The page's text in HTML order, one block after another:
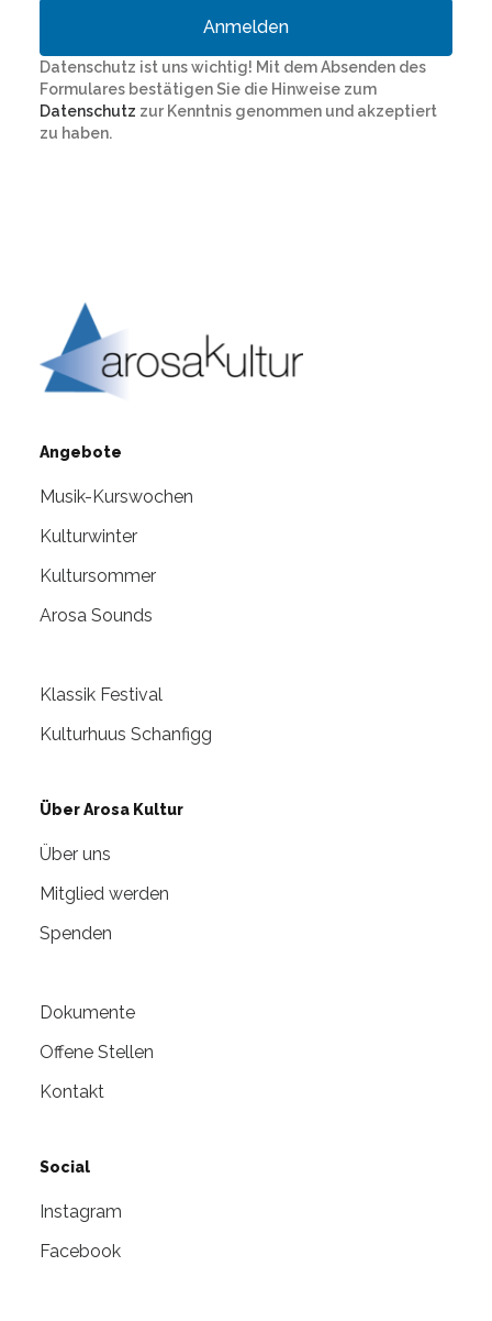
Datenschutz ist uns wichtig! Mit dem Absenden des
Formulares bestätigen Sie die Hinweise zum
Datenschutz zur Kenntnis genommen und akzeptiert
zu haben.
Angebote
Musik-Kurswochen
Kulturwinter
Kultursommer
Arosa Sounds
Klassik Festival
Kulturhuus Schanfigg
Über Arosa Kultur
Über uns
Mitglied werden
Spenden
Dokumente
Offene Stellen
Kontakt
Social
Instagram
Facebook